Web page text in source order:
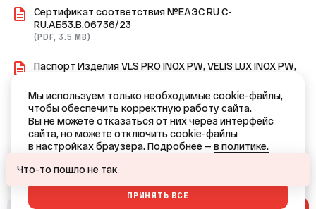
Сертификат соответствия №ЕАЭС RU C-
RU.АБ53.B.06736/23
(PDF, 3.5 MB)
Паспорт Изделия VLS PRO INOX PW, VELIS LUX INOX PW,
(PDF, 5.6 MB)
Взрывной чертеж взрывной
(PDF, 1.5 MB)
Ваш город — Краснодар?
Мы используем только необходимые cookie-файлы,
чтобы обеспечить корректную работу сайта.
Вы не можете отказаться от них через интерфейс
сайта, но можете отключить cookie-файлы
в настройках браузера. Подробнее — в политике.
ПРИНЯТЬ ВСЕ
Что-то пошло не так